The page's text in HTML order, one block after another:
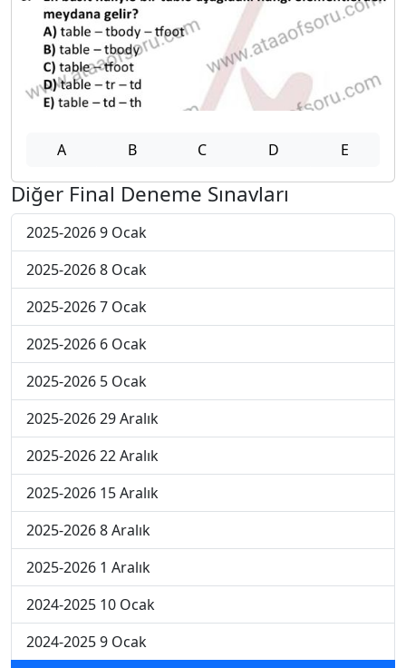
A B C D E
Diğer Final Deneme Sınavları
2025-2026 9 Ocak
2025-2026 8 Ocak
2025-2026 7 Ocak
2025-2026 6 Ocak
2025-2026 5 Ocak
2025-2026 29 Aralık
2025-2026 22 Aralık
2025-2026 15 Aralık
2025-2026 8 Aralık
2025-2026 1 Aralık
2024-2025 10 Ocak
2024-2025 9 Ocak